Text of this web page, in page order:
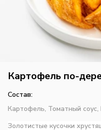
Картофель по-
Состав:
Картофель, Томатный соус,
Золотистые кусочки